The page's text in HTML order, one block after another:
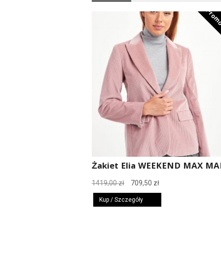
Żakiet Elia WEEKEND MAX
1419,00zł
Pierwotna
cena
wynosiła:
709,50 złAktualna
cena
wynosi:
Kup / Szczegóły